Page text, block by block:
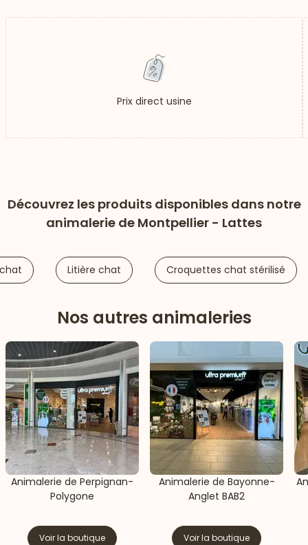
Prix direct usine
Découvrez les produits disponibles dans notre
animalerie de Montpellier - Lattes
Litière chat Croquettes chat stérilisé
Nos autres animaleries
Animalerie de Perpignan-
Polygone
Voir la boutique
Animalerie de Bayonne-
Anglet BAB2
Voir la boutique